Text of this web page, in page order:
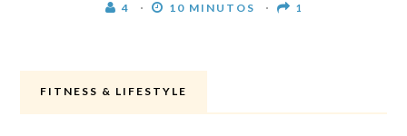
4 10 MINUTOS 1
FITNESS & LIFESTYLE